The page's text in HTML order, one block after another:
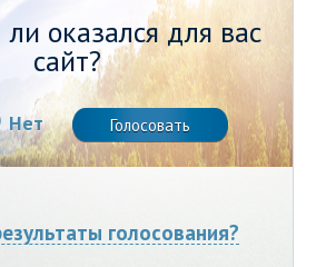
оказался для вас
сайт?
Нет
голосования?